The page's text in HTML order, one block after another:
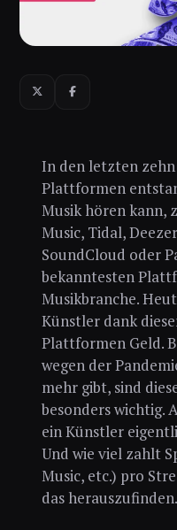
In den letzten zehn
Plattformen
Musik hören kann,
Music, Tidal,
SoundCloud oder
bekanntesten
Musikbranche.
Künstler dank
Plattformen Geld.
wegen der
mehr gibt, sind
besonders wichtig.
ein Künstler
Und wie viel zahlt
Music, etc.) pro
das herauszufinden.